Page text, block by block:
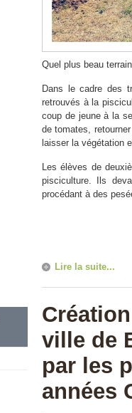
Quel plus beau
Dans le cadre des
retrouvés à la
coup de jeune à la
de tomates,
laisser la végétation
Les élèves de
pisciculture. Ils
procédant à des
Lire la suite...
ville de
par les
années